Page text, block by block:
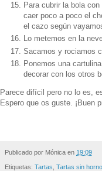
Para cubrir la bola
caer poco a poco el
el cazo según
Lo metemos en la
Sacamos y rociamos
Ponemos una
decorar con los otros
Parece difícil pero no lo es,
Espero que os guste. ¡Buen
Publicado por Mónica en 19:09
Etiquetas: Tartas Tartas sin horno